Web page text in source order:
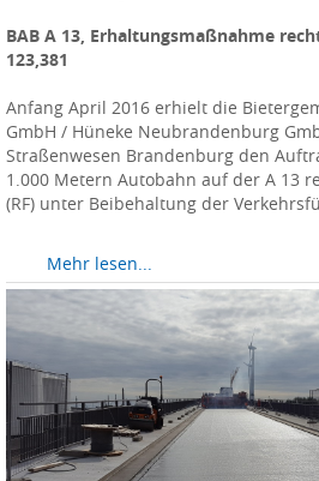
BAB A 13, Erhaltungsmaßnahme
123,381
Anfang April 2016 erhielt die
GmbH / Hüneke Neubrandenburg
Straßenwesen Brandenburg den
1.000 Metern Autobahn auf der A 13
(RF) unter Beibehaltung der
Mehr lesen...